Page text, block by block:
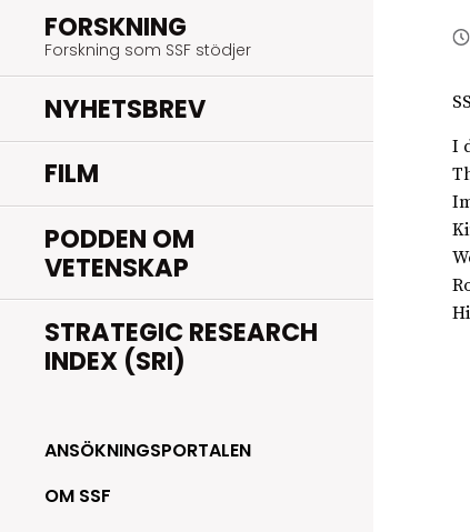
FORSKNING
Forskning som SSF stödjer
NYHETSBREV
FILM
PODDEN OM
VETENSKAP
STRATEGIC RESEARCH
INDEX (SRI)
ANSÖKNINGSPORTALEN
OM SSF
I